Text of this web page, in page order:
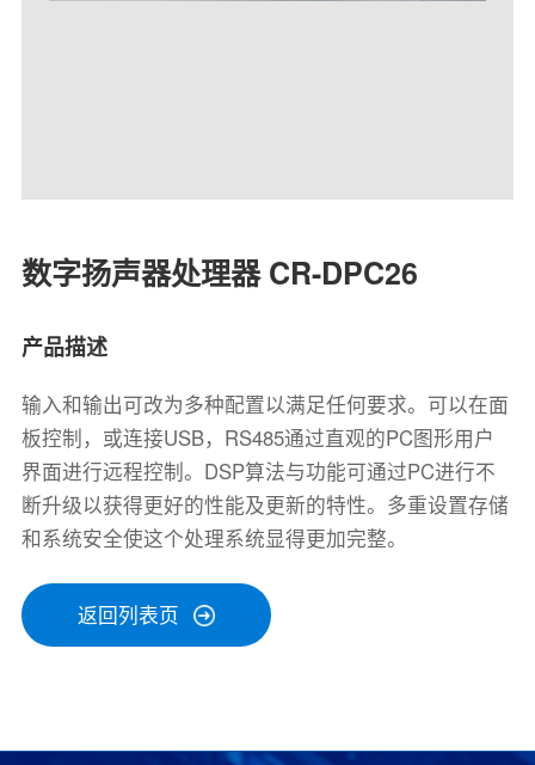
数字扬声器处理器 CR-DPC26
产品描述
输入和输出可改为多种配置以满足任何要求。可以在面
板控制，或连接USB，RS485通过直观的PC图形用户
界面进行远程控制。DSP算法与功能可通过PC进行不
断升级以获得更好的性能及更新的特性。多重设置存储
和系统安全使这个处理系统显得更加完整。
返回列表页